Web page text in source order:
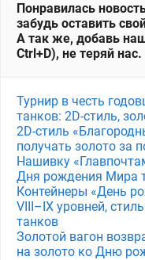
Понравилась
забудь оставить
А так же, добавь
Ctrl+D), не теряй нас.
Турнир в честь
танков: 2D-стиль,
2D-стиль
получать золото за
Нашивку
Дня рождения Мира
Контейнеры «День
VIII–IX уровней,
танков
Золотой вагон
на золото ко Дню